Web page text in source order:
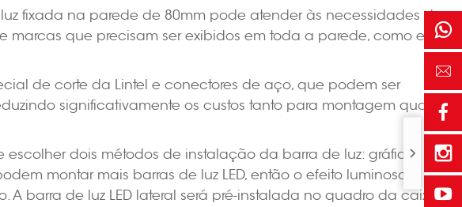
fixada na parede de 80mm pode atender às necessidades de
que precisam ser exibidos em toda a parede, como em
de corte da Lintel e conectores de aço, que podem ser
significativamente os custos tanto para montagem quanto
dois métodos de instalação da barra de luz: gráficos
montar mais barras de luz LED, então o efeito luminoso é
barra de luz LED lateral será pré-instalada no quadro da caixa